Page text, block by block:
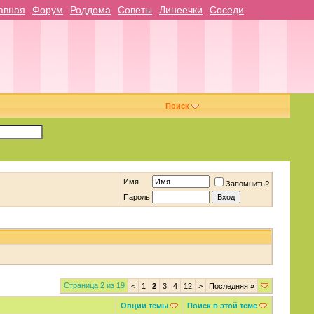
Форум Роддома Советы Линеечки Соседи
Поиск
Имя
Запомнить?
Пароль
Страница 2 из 19 < 1 2 3 4 12 > Последняя »
Опции темы Поиск в этой теме